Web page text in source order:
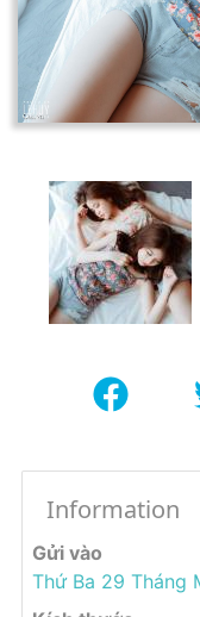
Information
Gửi vào
Thứ Ba 29 Tháng